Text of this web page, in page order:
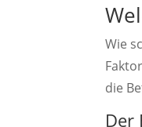
Wie
die
Der